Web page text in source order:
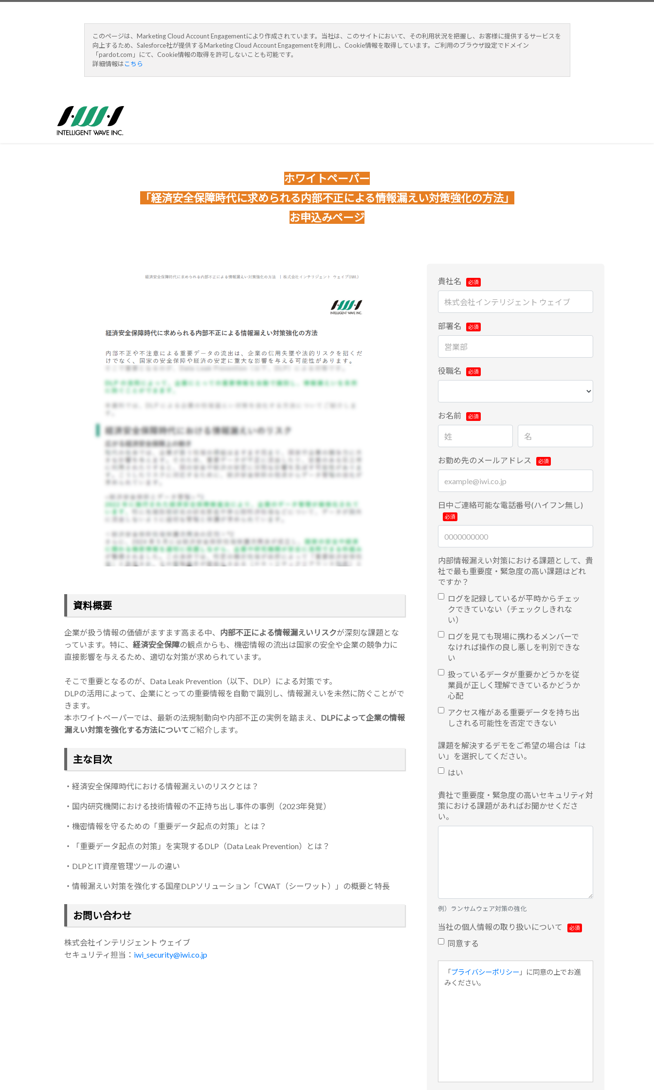
このページは、Marketing Cloud Account Engagementにより作成されています。当社は、このサイトにおいて、その利用状況を把握し、お客様に提供するサービスを
向上するため、Salesforce社が提供するMarketing Cloud Account Engagementを利用し、Cookie情報を取得しています。ご利用のブラウザ設定でドメイン
「pardot.com」にて、Cookie情報の取得を許可しないことも可能です。
詳細情報はこちら
ホワイトペーパー
「経済安全保障時代に求められる内部不正による情報漏えい対策強化の方法」
お申込みページ
資料概要
企業が扱う情報の価値がますます高まる中、 内部不正による情報漏えいリスクが深刻な課題とな
っています。特に、 経済安全保障の観点からも、機密情報の流出は国家の安全や企業の競争力に
直接影響を与えるため、適切な対策が求められています。
そこで重要となるのが、Data Leak Prevention（以下、DLP）による対策です。
DLPの活用によって、企業にとっての重要情報を自動で識別し、情報漏えいを未然に防ぐことがで
きます。
本ホワイトペーパーでは、最新の法規制動向や内部不正の実例を踏まえ、 DLPによって企業の情報
漏えい対策を強化する方法について ご紹介します。
主な目次
・経済安全保障時代における情報漏えいのリスクとは？
・国内研究機関における技術情報の不正持ち出し事件の事例（2023年発覚）
・機密情報を守るための「重要データ起点の対策」とは？
・「重要データ起点の対策」を実現するDLP（Data Leak Prevention）とは？
・DLPとIT資産管理ツールの違い
・情報漏えい対策を強化する国産DLPソリューション「CWAT（シーワット）」の概要と特長
お問い合わせ
株式会社インテリジェント ウェイブ
セキュリティ担当： iwi_security@iwi.co.jp
貴社名
部署名
役職名
お名前
お勤め先のメールアドレス
日中ご連絡可能な電話番号(ハイフン無し)
内部情報漏えい対策における課題として、貴
社で最も重要度・緊急度の高い課題はどれ
ですか？
ログを記録しているが平時からチェッ
クできていない（チェックしきれな
い）
ログを見ても現場に携わるメンバーで
なければ操作の良し悪しを判別できな
い
扱っているデータが重要かどうかを従
業員が正しく理解できているかどうか
心配
アクセス権がある重要データを持ち出
しされる可能性を否定できない
課題を解決するデモをご希望の場合は「は
い」を選択してください。
はい
貴社で重要度・緊急度の高いセキュリティ対
策における課題があればお聞かせくださ
い。
例）ランサムウェア対策の強化
当社の個人情報の取り扱いについて
同意する
「プライバシーポリシー 」に同意の上でお進
みください。